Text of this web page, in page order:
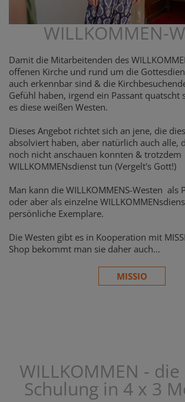
WILLKOMMEN-
Damit die Mitarbeitenden des
offenen Kirche und rund um die
auch erkennbar sind & die
Gefühl haben, irgend ein Passant quatscht
es diese weißen Westen.
Dieses Angebot richtet sich an jene, die
absolviert haben, aber natürlich auch alle,
noch nicht anschauen konnten & trotzdem
WILLKOMMENsdienst tun (Vergelt's Gott!)
Man kann die WILLKOMMENS-Westen als
oder aber als einzelne
persönliche Exemplare.
Die Westen gibt es in Kooperation mit
Shop bekommt man sie daher auch...
MISSIO
WILLKOMMEN -
Schulung in 4 x 3